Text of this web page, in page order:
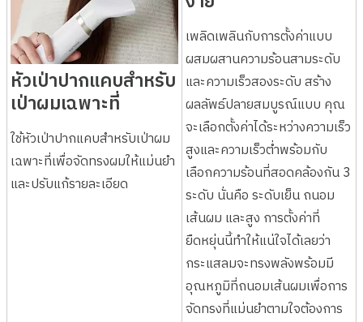
หัวเป่าปากแคบสำหรับ
เป่าผมเฉพาะที่
ใช้หัวเป่าปากแคบสำหรับเป่าผม
เฉพาะที่เพื่อจัดทรงผมให้แม่นยำ
และปรับแก้รายละเอียด
เพลิดเพลินกับการตั้งค่าแบบ
ผสมผสานความร้อนสามระดับ
และความเร็วสองระดับ สร้าง
ผลลัพธ์ปลายสมบูรณ์แบบ คุณ
จะเลือกตั้งค่าได้ระหว่างความเร็ว
สูงและความเร็วต่ำพร้อมกับ
เลือกความร้อนที่สอดคล้องกัน 3
ระดับ นั่นคือ ระดับเย็น ถนอม
เส้นผม และสูง การตั้งค่าที่
ยืดหยุ่นนี้ทำให้แน่ใจได้เลยว่า
กระแสลมจะทรงพลังพร้อมมี
อุณหภูมิที่ถนอมเส้นผมเพื่อการ
จัดทรงที่แม่นยำตามใจต้องการ